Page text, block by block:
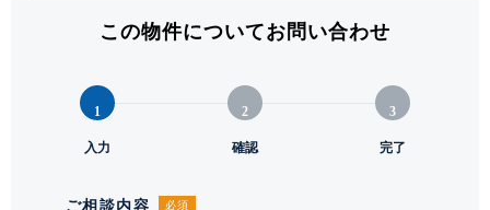
階建 / 所在階 地上9階 地下1階建 / 6階部分
構造 / 総戸数 鉄筋コンクリート造 / 46戸
2025年11月
入居可能日 即
この物件についてお問い合わせ
1
入力
2
確認
3
完了
ご相談内容 必須